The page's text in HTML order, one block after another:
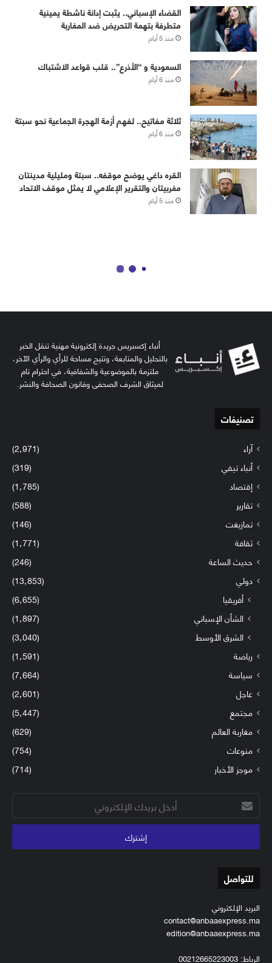
أنباء إكسبريس جريدة إلكترونية مهنية تنقل الخبر
بالتحليل والمتابعة، وتتيح مساحة للرأي والرأي الآخر،
ملتزمة بالموضوعية والشفافية، في احترام تام
لميثاق الشرف الصحفي وقانون الصحافة والنشر.
تصنيفات
آراء
(2٬971)
أنباء تيفي
(319)
إقتصاد
(1٬785)
تقارير
(588)
تمازيغت
(146)
ثقافة
(1٬771)
حديث الساعة
(246)
دولي
(13٬853)
أفريقيا
(6٬655)
الشأن الإسباني
(1٬897)
الشرق الأوسط
(3٬040)
رياضة
(1٬591)
سياسة
(7٬664)
عاجل
(2٬601)
مجتمع
(5٬447)
مغاربة العالم
(629)
منوعات
(754)
موجز الأخبار
(714)
أدخل
بريدك
الإلكتروني
للتواصل
البريد الإلكتروني
contact@anbaaexpress.ma
edition@anbaaexpress.ma
الرباط: 00212665223003